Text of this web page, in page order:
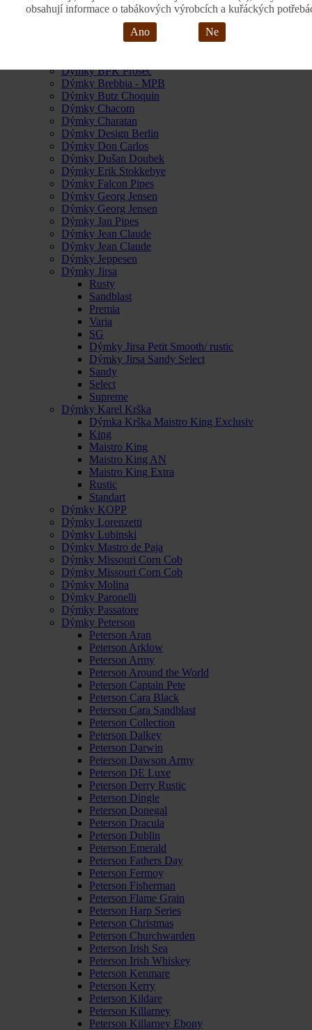
Dýmky Anton Alex
Dýmky Armellini
Dýmky Big Ben
Dýmky BPK Proseč
Dýmky Brebbia - MPB
Dýmky Butz Choquin
Dýmky Chacom
Dýmky Charatan
Dýmky Design Berlin
Dýmky Don Carlos
Dýmky Dušan Doubek
Dýmky Erik Stokkebye
Dýmky Falcon Pipes
Dýmky Georg Jensen
Dýmky Georg Jensen
Dýmky Jan Pipes
Dýmky Jean Claude
Dýmky Jean Claude
Dýmky Jeppesen
Dýmky Jirsa
Rusty
Sandblast
Premia
Varia
SG
Dýmky Jirsa Petit Smooth/ rustic
Dýmky Jirsa Sandy Select
Sandy
Select
Supreme
Dýmky Karel Krška
Dýmka Krška Maistro King Exclusiv
King
Maistro King
Maistro King AN
Maistro King Extra
Rustic
Standart
Dýmky KOPP
Dýmky Lorenzetti
Dýmky Lubinski
Dýmky Mastro de Paja
Dýmky Missouri Corn Cob
Dýmky Missouri Corn Cob
Dýmky Molina
Dýmky Paronelli
Dýmky Passatore
Dýmky Peterson
Peterson Aran
Peterson Arklow
Peterson Army
Peterson Around the World
Peterson Captain Pete
Peterson Cara Black
Peterson Cara Sandblast
Peterson Collection
Peterson Dalkey
Peterson Darwin
Peterson Dawson Army
Peterson DE Luxe
Peterson Derry Rustic
Peterson Dingle
Peterson Donegal
Peterson Dracula
Peterson Dublin
Peterson Emerald
Peterson Fathers Day
Peterson Fermoy
Peterson Fisherman
Peterson Flame Grain
Peterson Harp Series
Peterson Christmas
Peterson Churchwarden
Peterson Irish Sea
Peterson Irish Whiskey
Peterson Kenmare
Peterson Kerry
Peterson Kildare
Peterson Killarney
Peterson Killarney Ebony
obsahují informace o tabákových výrobcích a kuřáckých
Ano
Ne